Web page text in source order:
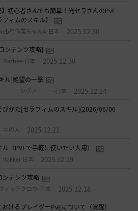
】初心者さんでも簡単！光セラさんのPvE
ィムのスキル】
用作業ちゃんA-日本 2025.12.30
ンテンツ攻略]
Dazbee-日本 2025.12.30
ル]絶望の一撃
ーーーシヴァーーー-日本 2025.12.24
びかた[セラフィムのスキル](2026/06/06
中の人 2025.12.21
（PVEで手軽に使いたい人用）
ItakkeI-日本 2025.12.19
ンテンツ攻略
ウィッチクロウ-日本 2025.12.18
けるブレイダーPvEについて（覚醒）